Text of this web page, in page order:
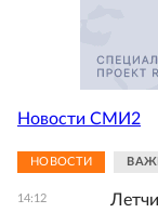
Новости СМИ2
НОВОСТИ
14:12